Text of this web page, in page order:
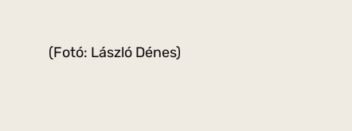
(Fotó: László Dénes)